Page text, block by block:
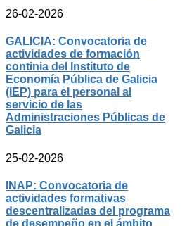
26-02-2026
GALICIA: Convocatoria de
actividades de formación
continia del Instituto de
Economía Pública de Galicia
(IEP) para el personal al
servicio de las
Administraciones Públicas de
Galicia
25-02-2026
INAP: Convocatoria de
actividades formativas
descentralizadas del programa
de desempeño en el ámbito